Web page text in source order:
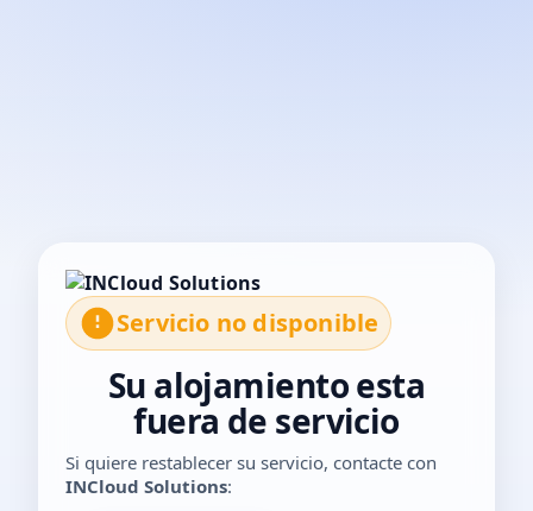
Servicio no disponible
Su alojamiento esta
fuera de servicio
Si quiere restablecer su servicio, contacte con
INCloud Solutions: